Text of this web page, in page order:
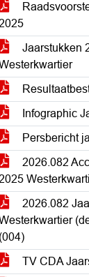
Jaarstukken
Infographic
Persbericht
2026.082
2026.082
(004)
TV CDA